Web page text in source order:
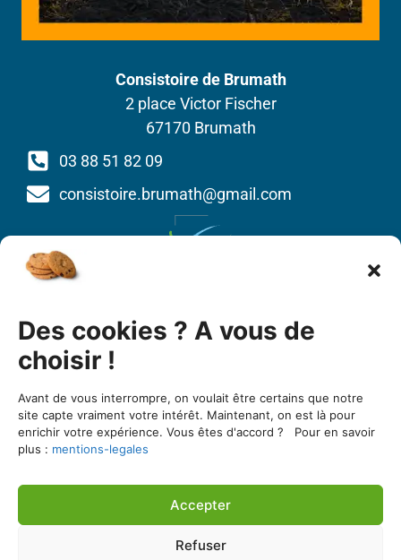
Des cookies ? A vous de
choisir !
Avant de vous interrompre, on voulait être certains que notre
site capte vraiment votre intérêt. Maintenant, on est là pour
enrichir votre expérience. Vous êtes d'accord ? Pour en savoir
plus : mentions-legales
Accepter
Refuser
Consistoire de Brumath
2 place Victor Fischer
67170 Brumath
03 88 51 82 09
consistoire.brumath@gmail.com
Lorraine
67081 Strasbourg cedex
03 88 25 90 00
Une réalisation de l’agence Seker Consulting
Consistoire de Brumath ©2026 Tous droits réservés